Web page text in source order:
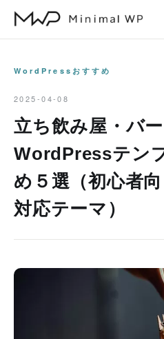
WordPressおすすめ
2025-04-08
立ち飲み屋・バ
WordPressテン
め５選（初心者
対応テーマ）